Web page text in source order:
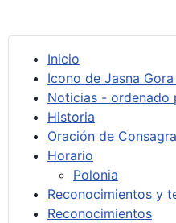
Inicio
Icono de Jasna
Noticias - ordenado
Historia
Oración de
Horario
Polonia
Reconocimientos y
Reconocimientos